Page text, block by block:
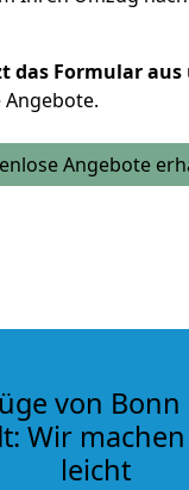
das Formular aus
Angebote.
Angebote
von Bonn
Wir
leicht